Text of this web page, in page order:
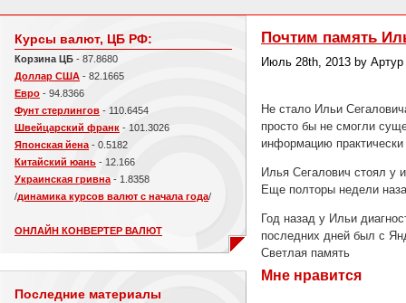
Курсы валют, ЦБ РФ:
Корзина ЦБ - 87.8680
Доллар США - 82.1665
Евро - 94.8366
Фунт стерлингов - 110.6454
Швейцарский франк - 101.3026
Японская йена - 0.5182
Китайский юань - 12.166
Украинская гривна - 1.8358
/динамика курсов валют с начала года/
ОНЛАЙН КОНВЕРТЕР ВАЛЮТ
Последние материалы
Почтим память
Июль 28th, 2013 by
Не стало Ильи
просто бы не смогли
информацию
Илья Сегалович стоял у
Еще полторы недели
Год назад у Ильи
последних дней был с
Светлая память
Мне нравится